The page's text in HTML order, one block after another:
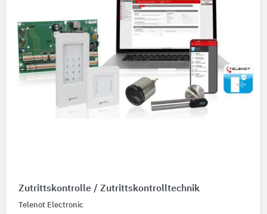
Zutrittskontrolle / Zutrittskontrolltechnik
Telenot Electronic